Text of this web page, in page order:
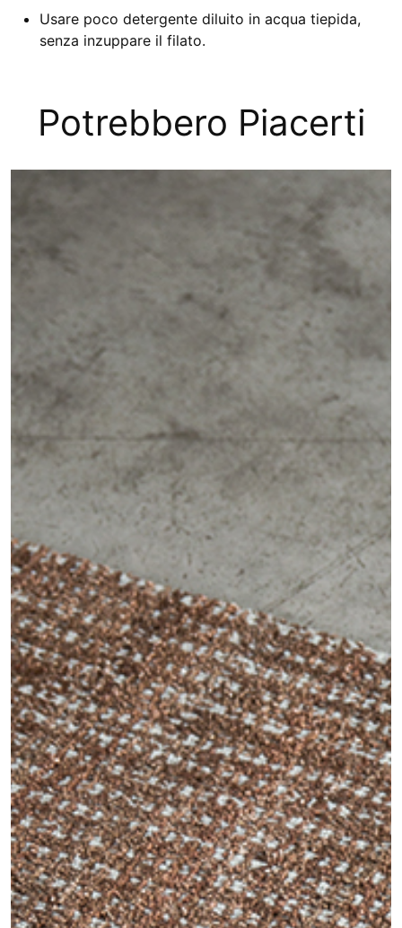
Usare poco detergente diluito in acqua tiepida,
senza inzuppare il filato.
Potrebbero Piacerti